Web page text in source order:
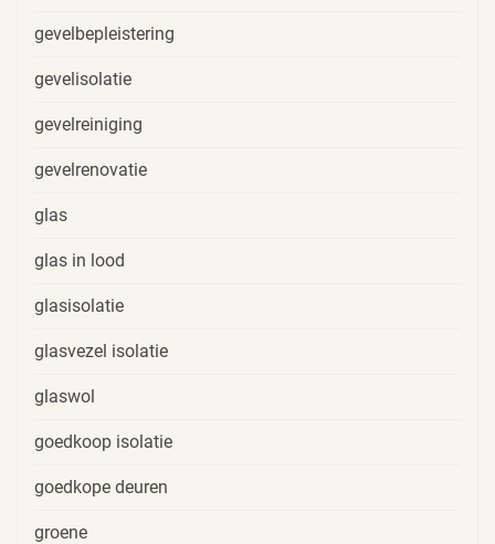
gevelbepleistering
gevelisolatie
gevelreiniging
gevelrenovatie
glas
glas in lood
glasisolatie
glasvezel isolatie
glaswol
goedkoop isolatie
goedkope deuren
groene